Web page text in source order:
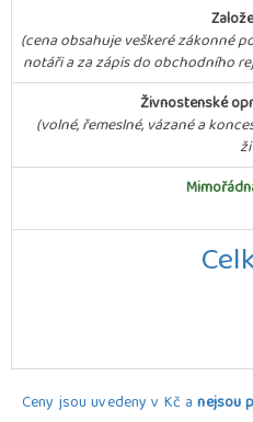
(cena obsahuje veškeré zákonné
notáři a za zápis do obchodního
Živnostenské
(volné, řemeslné, vázané a
Ceny jsou uvedeny v Kč anejsou